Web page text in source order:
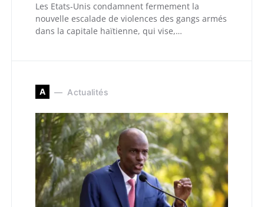
Les Etats-Unis condamnent fermement la
nouvelle escalade de violences des gangs armés
dans la capitale haïtienne, qui vise,…
A Actualités